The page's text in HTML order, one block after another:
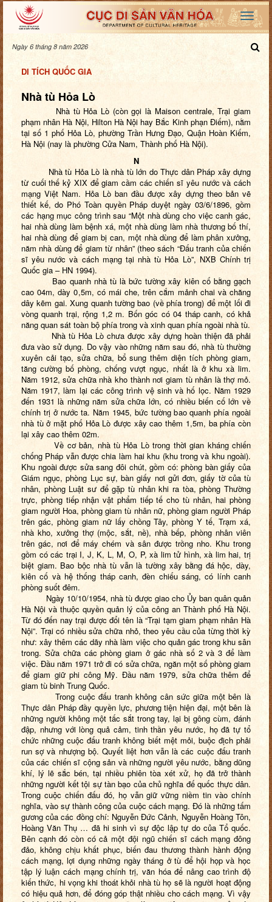
Ngày 6 tháng 8 năm 2026
DI TÍCH QUỐC GIA
Nhà tù Hỏa Lò
Nhà tù Hỏa Lò (còn gọi là Maison centrale, Trại giam
phạm nhân Hà Nội, Hilton Hà Nội hay Bắc Kinh phạn Điếm), nằm
tại số 1 phố Hỏa Lò, phường Trần Hưng Đạo, Quận Hoàn Kiếm,
Hà Nội (nay là phường Cửa Nam, Thành phố Hà Nội).
N
Nhà tù Hỏa Lò là nhà tù lớn do Thực dân Pháp xây dựng
từ cuối thế kỷ XIX để giam cầm các chiến sĩ yêu nước và cách
mạng Việt Nam. Hỏa Lò ban đầu được xây dựng theo bản vẽ
thiết kế, do Phó Toàn quyền Pháp duyệt ngày 03/6/1896, gồm
các hạng mục công trình sau “Một nhà dùng cho việc canh gác,
hai nhà dùng làm bệnh xá, một nhà dùng làm nhà thương bố thí,
hai nhà dùng để giam bị can, một nhà dùng để làm phân xưởng,
năm nhà dùng để giam từ nhân” (theo sách “Đấu tranh của chiến
sĩ yêu nước và cách mạng tại nhà tù Hỏa Lò”, NXB Chính trị
Quốc gia – HN 1994).
Bao quanh nhà tù là bức tường xây kiên cố bằng gạch
cao 04m, dày 0,5m, có mái che, trên cắm mảnh chai và chăng
dây kẽm gai. Xung quanh tường bao (về phía trong) để một lối đi
vòng quanh trại, rộng 1,2 m. Bốn góc có 04 tháp canh, có khả
năng quan sát toàn bộ phía trong và xinh quan phía ngoài nhà tù.
Nhà tù Hỏa Lò chưa được xây dựng hoàn thiện đã phải
đưa vào sử dụng. Do vậy vào những năm sau đó, nhà tù thường
xuyên cải tạo, sửa chữa, bổ sung thêm diện tích phòng giam,
tăng cường bố phòng, chống vượt ngục, nhất là ở khu xà lim.
Năm 1912, sửa chữa nhà kho thành nơi giam tù nhân là thợ mỏ.
Năm 1917, làm lại các công trình vệ sinh và hố lọc. Năm 1929
đến 1931 là những năm sửa chữa lớn, có nhiều biến cố lớn về
chính trị ở nước ta. Năm 1945, bức tường bao quanh phía ngoài
nhà tù ở mặt phố Hỏa Lò được xây cao thêm 1,5m, ba phía còn
lại xây cao thêm 02m.
Về cơ bản, nhà tù Hỏa Lò trong thời gian kháng chiến
chống Pháp vẫn được chia làm hai khu (khu trong và khu ngoài).
Khu ngoài được sửa sang đôi chút, gồm có: phòng bàn giấy của
Giám ngục, phòng Lục sự, bàn giấy nơi gửi đơn, giấy tờ của tù
nhân, phòng Luật sư để gặp tù nhân khi ra tòa, phòng Thường
trực, phòng tiếp nhận vật phẩm tiếp tế cho tù nhân, hai phòng
giam người Hoa, phòng giam tù nhân nữ, phòng giam người Pháp
trên gác, phòng giam nữ lấy chồng Tây, phòng Y tế, Trạm xá,
nhà kho, xưởng thợ (mộc, sắt, nề), nhà bếp, phòng nhân viên
trên gác, nơi để máy chém và sân được trồng nho. Khu trong
gồm có các trại I, J, K, L, M, O, P, xà lim tử hình, xà lim hai, trị
biệt giam. Bao bộc nhà tù vẫn là tường xây bằng đá hộc, dày,
kiên cố và hệ thống tháp canh, đèn chiếu sáng, có lính canh
phòng suốt đêm.
Ngày 10/10/1954, nhà tù được giao cho Ủy ban quân quản
Hà Nội và thuộc quyền quản lý của công an Thành phố Hà Nội.
Từ đó đến nay trại được đổi tên là “Trại tạm giam phạm nhân Hà
Nội”. Trại có nhiều sửa chữa nhỏ, theo yêu cầu của từng thời kỳ
như: xây thêm các dãy nhà làm việc cho quản gác trong khu sân
trong. Sửa chữa các phòng giam ở gác nhà số 2 và 3 để làm
việc. Đầu năm 1971 trở đi có sửa chữa, ngăn một số phòng giam
để giam giữ phi công Mỹ. Đầu năm 1979, sửa chữa thêm để
giam tù binh Trung Quốc.
Trong cuộc đấu tranh không cân sức giữa một bên là
Thực dân Pháp đầy quyền lực, phương tiện hiện đại, một bên là
những người không một tấc sắt trong tay, lại bị gông cùm, đánh
đập, nhưng với lòng quả cảm, tinh thần yêu nước, họ đã tự tổ
chức những cuộc đấu tranh không biết mệt mỏi, buộc địch phải
run sợ và nhượng bộ. Quyết liệt hơn vẫn là các cuộc đấu tranh
của các chiến sĩ cộng sản và những người yêu nước, bằng dũng
khí, lý lẽ sắc bén, tại nhiều phiên tòa xét xử, họ đã trở thành
những người kết tội sự tàn bạo của chủ nghĩa đế quốc thực dân.
Trong cuộc chiến đấu đó, họ vẫn giữ vững niềm tin vào chính
nghĩa, vào sự thành công của cuộc cách mạng. Đó là những tấm
gương của các đồng chí: Nguyễn Đức Cảnh, Nguyễn Hoàng Tôn,
Hoàng Văn Thụ … đã hi sinh vì sự độc lập tự do của Tổ quốc.
Bên cạnh đó còn có cả một đội ngũ chiến sĩ cách mạng đông
đảo, không chịu khất phục, biến đau thương thành hành động
cách mạng, lợi dụng những ngày tháng ở tù để hội họp và học
tập lý luận cách mạng chính trị, văn hóa để nâng cao trình độ
kiến thức, hi vọng khi thoát khỏi nhà tù họ sẽ là người hoạt động
có hiệu quả hơn, để đóng góp thật nhiều cho cách mạng. Vì vậy